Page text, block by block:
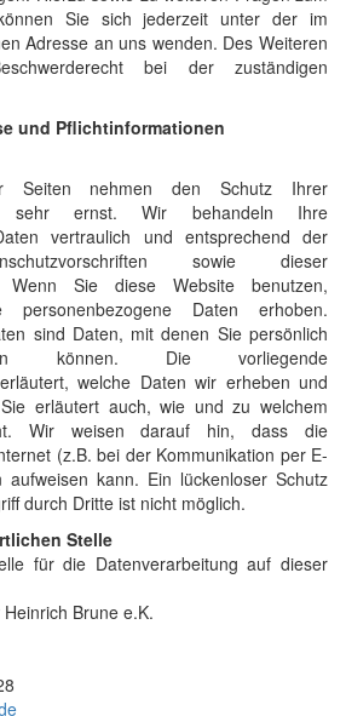
Sie sich jederzeit unter der im
Adresse an uns wenden. Des Weiteren
bei der zuständigen
und Pflichtinformationen
Seiten nehmen den Schutz Ihrer
sehr ernst. Wir behandeln Ihre
vertraulich und entsprechend der
sowie dieser
Wenn Sie diese Website benutzen,
personenbezogene Daten erhoben.
sind Daten, mit denen Sie persönlich
können. Die vorliegende
welche Daten wir erheben und
erläutert auch, wie und zu welchem
Wir weisen darauf hin, dass die
(z.B. bei der Kommunikation per E-
aufweisen kann. Ein lückenloser Schutz
durch Dritte ist nicht möglich.
Stelle
für die Datenverarbeitung auf dieser
Brune e.K.